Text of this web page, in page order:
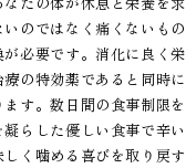
のではなく痛くないも
必要です。消化に良く
の特効薬であると同時
す。数日間の食事制限
らした優しい食事で辛
く噛める喜びを取り戻